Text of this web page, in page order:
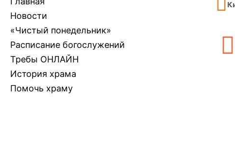
Новости
«Чистый понедельник»
Расписание богослужений
Требы ОНЛАЙН
История храма
Помочь храму